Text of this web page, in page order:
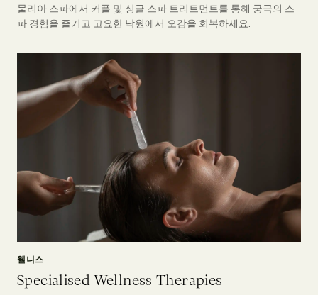
물리아 스파에서 커플 및 싱글 스파 트리트먼트를 통해 궁극의 스
파 경험을 즐기고 고요한 낙원에서 오감을 회복하세요.
웰니스
Specialised Wellness Therapies